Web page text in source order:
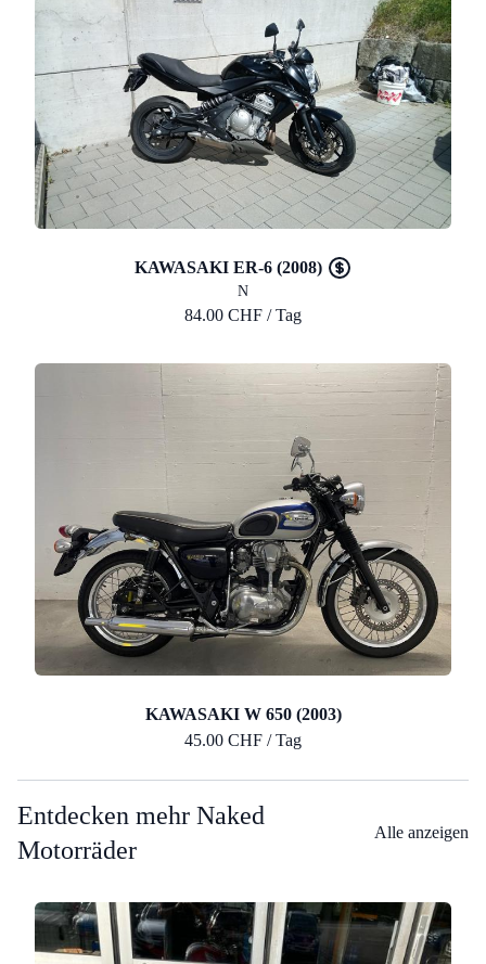
KAWASAKI ER-6 (2008)
N
84.00 CHF / Tag
KAWASAKI W 650 (2003)
45.00 CHF / Tag
Entdecken mehr Naked
Motorräder
Alle anzeigen